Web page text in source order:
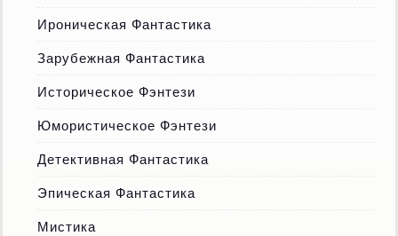
Ироническая Фантастика
Зарубежная Фантастика
Историческое Фэнтези
Юмористическое Фэнтези
Детективная Фантастика
Эпическая Фантастика
Мистика